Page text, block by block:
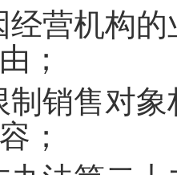
经营机构
；
制销售对
；